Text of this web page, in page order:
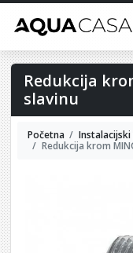
Redukcija
slavinu
Početna
Redukcija krom